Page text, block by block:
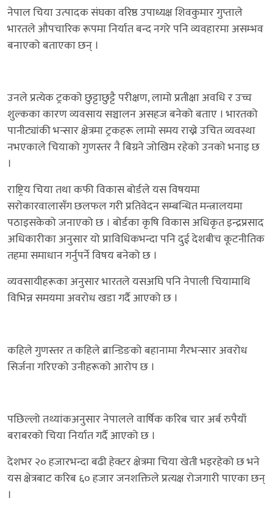
नेपाल चिया उत्पादक संघका वरिष्ठ उपाध्यक्ष शिवकुमार गुप्ताले
भारतले औपचारिक रूपमा निर्यात बन्द नगरे पनि व्यवहारमा असम्भव
बनाएको बताएका छन् ।
उनले प्रत्येक ट्रकको छुट्टाछुट्टै परीक्षण, लामो प्रतीक्षा अवधि र उच्च
शुल्कका कारण व्यवसाय सञ्चालन असहज बनेको बताए । भारतको
पानीट्यांकी भन्सार क्षेत्रमा ट्रकहरू लामो समय राख्ने उचित व्यवस्था
नभएकाले चियाको गुणस्तर नै बिग्रने जोखिम रहेको उनको भनाइ छ
।
राष्ट्रिय चिया तथा कफी विकास बोर्डले यस विषयमा
सरोकारवालासँग छलफल गरी प्रतिवेदन सम्बन्धित मन्त्रालयमा
पठाइसकेको जनाएको छ । बोर्डका कृषि विकास अधिकृत इन्द्रप्रसाद
अधिकारीका अनुसार यो प्राविधिकभन्दा पनि दुई देशबीच कूटनीतिक
तहमा समाधान गर्नुपर्ने विषय बनेको छ ।
व्यवसायीहरूका अनुसार भारतले यसअघि पनि नेपाली चियामाथि
विभिन्न समयमा अवरोध खडा गर्दै आएको छ ।
कहिले गुणस्तर त कहिले ब्रान्डिङको बहानामा गैरभन्सार अवरोध
सिर्जना गरिएको उनीहरूको आरोप छ ।
पछिल्लो तथ्यांकअनुसार नेपालले वार्षिक करिब चार अर्ब रुपैयाँ
बराबरको चिया निर्यात गर्दै आएको छ ।
देशभर २० हजारभन्दा बढी हेक्टर क्षेत्रमा चिया खेती भइरहेको छ भने
यस क्षेत्रबाट करिब ६० हजार जनशक्तिले प्रत्यक्ष रोजगारी पाएका छन्
।